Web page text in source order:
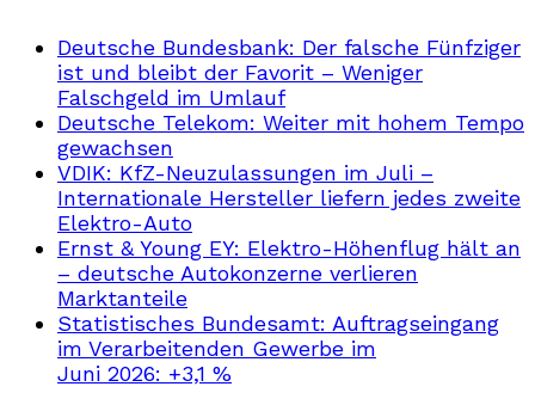
Deutsche Bundesbank: Der falsche Fünfziger
ist und bleibt der Favorit – Weniger
Falschgeld im Umlauf
Deutsche Telekom: Weiter mit hohem Tempo
gewachsen
VDIK: KfZ-Neuzulassungen im Juli –
Internationale Hersteller liefern jedes zweite
Elektro-Auto
Ernst & Young EY: Elektro-Höhenflug hält an
– deutsche Autokonzerne verlieren
Marktanteile
Statistisches Bundesamt: Auftragseingang
im Verarbeitenden Gewerbe im
Juni 2026: +3,1 %